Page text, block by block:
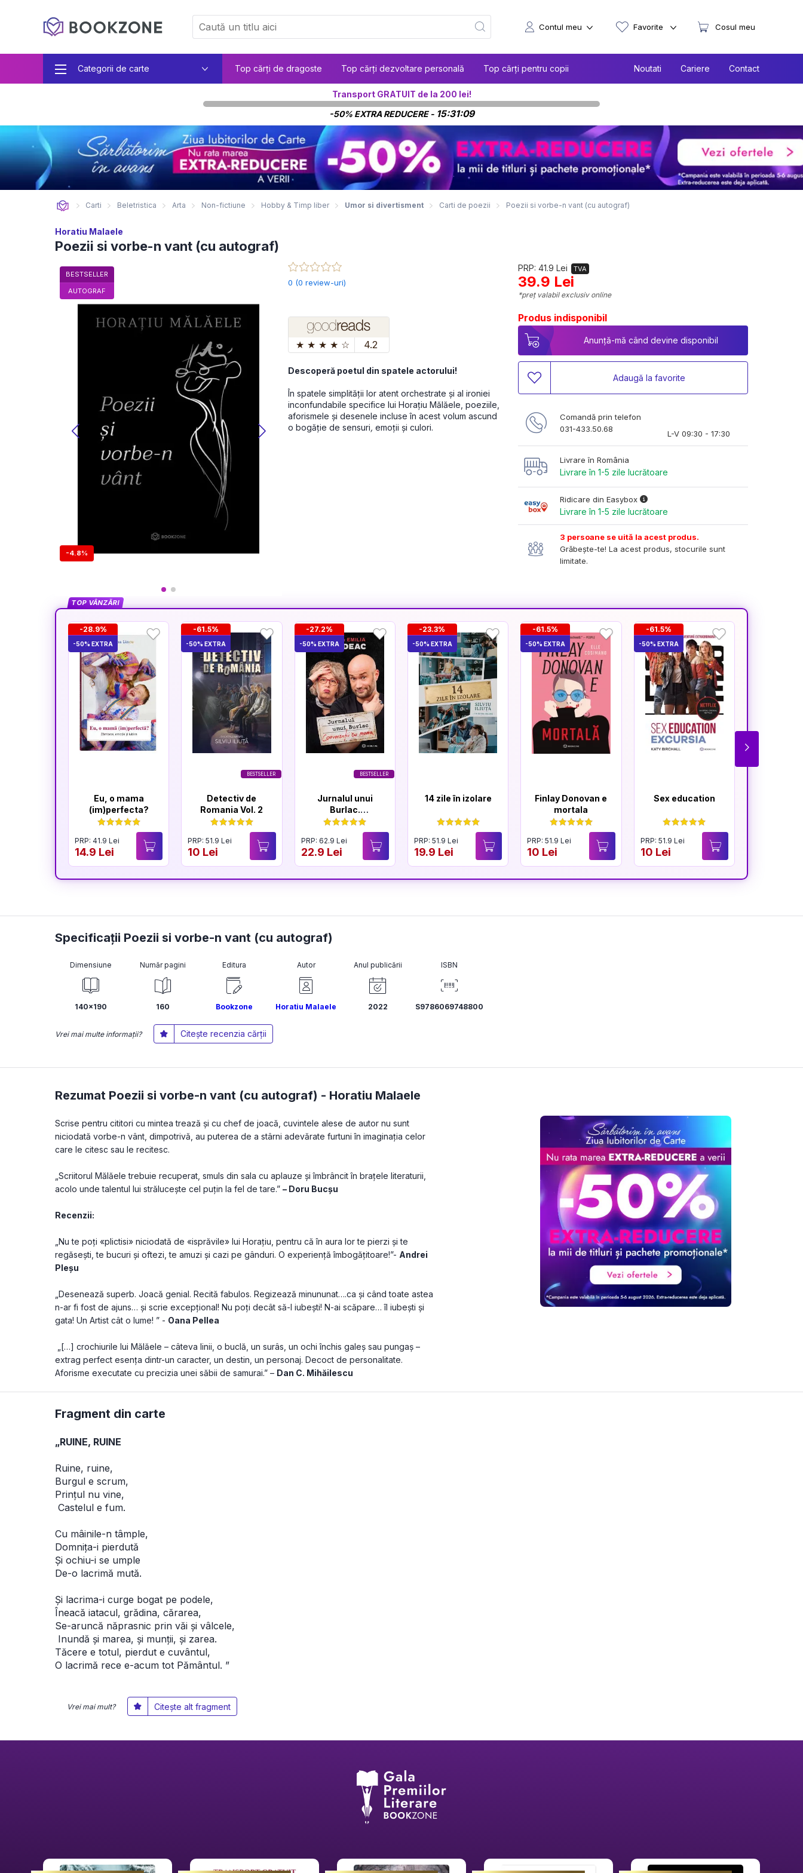
Categorii de carte Top cărți de dragoste Top cărți dezvoltare personală Top cărți pentru copii Noutati Cariere Contact
Contul meu Favorite Cosul meu
Transport GRATUIT de la 200 lei!
-50% EXTRA REDUCERE - 15:31:08
Carti Beletristica Arta Non-fictiune Hobby & Timp liber Umor si divertisment Carti de poezii Poezii si vorbe-n vant (cu autograf)
Horatiu Malaele
Poezii si vorbe-n vant (cu autograf)
BESTSELLER
AUTOGRAF
-4.8%
0 (0 review-uri)
PRP: 41.9 Lei TVA
39.9 Lei
*preț valabil exclusiv online
★ ★ ★ ★ ☆ 4.2
Descoperă poetul din spatele actorului!
În spatele simplității lor atent orchestrate și al ironiei
inconfundabile specifice lui Horațiu Mălăele, poeziile,
aforismele și desenele incluse în acest volum ascund
o bogăție de sensuri, emoții și culori.
Produs indisponibil
Anunță-mă când devine disponibil
Adaugă la favorite
Comandă prin telefon
031-433.50.68
L-V 09:30 - 17:30
Livrare în România
Livrare în 1-5 zile lucrătoare
Ridicare din Easybox
Livrare în 1-5 zile lucrătoare
3 persoane se uită la acest produs.
Grăbește-te! La acest produs, stocurile sunt
limitate.
TOP VÂNZĂRI
-28.9%
-50% EXTRA
Eu, o mama
(im)perfecta?
PRP: 41.9 Lei
14.9 Lei
BESTSELLER
-61.5%
-50% EXTRA
Detectiv de
Romania Vol. 2
PRP: 51.9 Lei
10 Lei
BESTSELLER
-27.2%
-50% EXTRA
Jurnalul unui
Burlac.
Conversații cu
PRP: 62.9 Lei
22.9 Lei
-23.3%
-50% EXTRA
14 zile în izolare
PRP: 51.9 Lei
19.9 Lei
-61.5%
-50% EXTRA
Finlay Donovan e
mortala
PRP: 51.9 Lei
10 Lei
-61.5%
-50% EXTRA
Sex education
PRP: 51.9 Lei
10 Lei
Specificații Poezii si vorbe-n vant (cu autograf)
Dimensiune
140x190
Număr pagini
160
Editura
Bookzone
Autor
Horatiu Malaele
Anul publicării
2022
ISBN
S9786069748800
Vrei mai multe informații? Citește recenzia cărții
Rezumat Poezii si vorbe-n vant (cu autograf) - Horatiu Malaele
Scrise pentru cititori cu mintea trează și cu chef de joacă, cuvintele alese de autor nu sunt
niciodată vorbe-n vânt, dimpotrivă, au puterea de a stârni adevărate furtuni în imaginația celor
care le citesc sau le recitesc.
„Scriitorul Mălăele trebuie recuperat, smuls din sala cu aplauze și îmbrâncit în brațele literaturii,
acolo unde talentul lui strălucește cel puțin la fel de tare.” – Doru Bucșu
Recenzii:
„Nu te poți «plictisi» niciodată de «isprăvile» lui Horațiu, pentru că în aura lor te pierzi și te
regăsești, te bucuri și oftezi, te amuzi și cazi pe gânduri. O experiență îmbogățitoare!”- Andrei
Pleșu
„Desenează superb. Joacă genial. Recită fabulos. Regizează minununat….ca și când toate astea
n-ar fi fost de ajuns… și scrie excepțional! Nu poți decât să-l iubești! N-ai scăpare… îl iubești și
gata! Un Artist cât o lume! ” - Oana Pellea
„[…] crochiurile lui Mălăele – câteva linii, o buclă, un surâs, un ochi închis galeş sau pungaş –
extrag perfect esenţa dintr-un caracter, un destin, un personaj. Decoct de personalitate.
Aforisme executate cu precizia unei săbii de samurai.” – Dan C. Mihăilescu
Fragment din carte
„RUINE, RUINE
Ruine, ruine,
Burgul e scrum,
Prințul nu vine,
Castelul e fum.
Cu mâinile-n tâmple,
Domnița-i pierdută
Și ochiu-i se umple
De-o lacrimă mută.
Și lacrima-i curge bogat pe podele,
Îneacă iatacul, grădina, cărarea,
Se-aruncă năprasnic prin văi și vâlcele,
Inundă și marea, și munții, și zarea.
Tăcere e totul, pierdut e cuvântul,
O lacrimă rece e-acum tot Pământul. ”
Vrei mai mult? Citește alt fragment